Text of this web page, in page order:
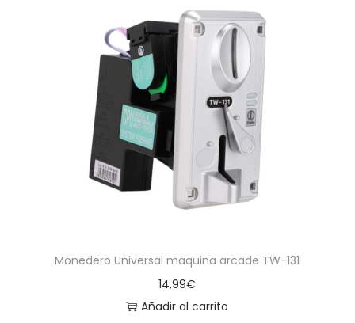
Monedero Universal maquina arcade TW-131
14,99€
Añadir al carrito